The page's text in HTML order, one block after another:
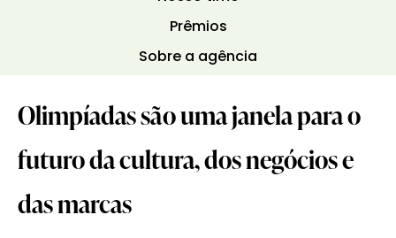
Prêmios
Sobre a agência
Olimpíadas são uma janela para o
futuro da cultura, dos negócios e
das marcas